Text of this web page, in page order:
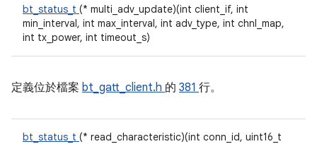
bt_status_t (* multi_adv_update)(int client_if, int
min_interval, int max_interval, int adv_type, int chnl_map,
int tx_power, int timeout_s)
定義位於檔案 bt_gatt_client.h 的 381 行。
bt_status_t (* read_characteristic)(int conn_id, uint16_t